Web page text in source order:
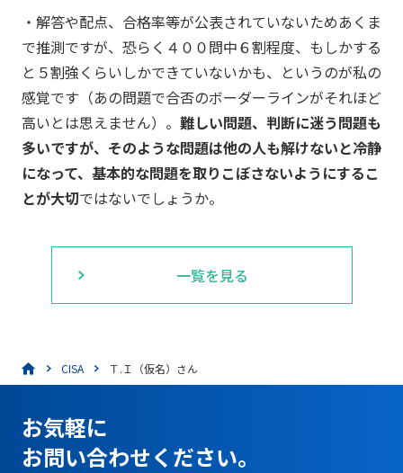
・解答や配点、合格率等が公表されていないためあくま
で推測ですが、恐らく４００問中６割程度、もしかする
と５割強くらいしかできていないかも、というのが私の
感覚です（あの問題で合否のボーダーラインがそれほど
高いとは思えません）。 難しい問題、判断に迷う問題も
多いですが、そのような問題は他の人も解けないと冷静
になって、基本的な問題を取りこぼさないようにするこ
とが大切ではないでしょうか。
一覧を見る
CISA Ｔ.Ｉ（仮名）さん
お気軽に
お問い合わせください。